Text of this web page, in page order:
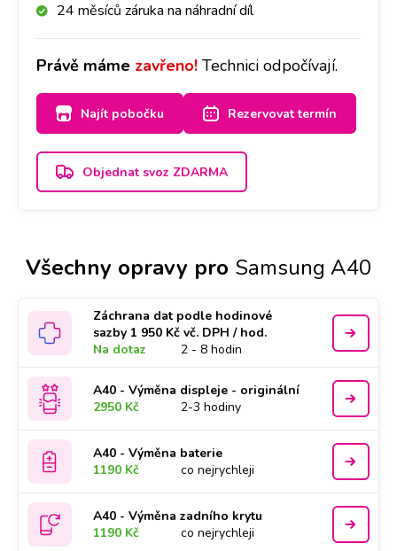
24 měsíců záruka na náhradní díl
Právě máme zavřeno! Technici odpočívají.
Najít pobočku Rezervovat termín
Objednat svoz ZDARMA
Všechny opravy pro Samsung A40
Záchrana dat podle hodinové
sazby 1 950 Kč vč. DPH / hod.
Na dotaz
2 - 8 hodin
A40 - Výměna displeje - originální
2950 Kč
2-3 hodiny
A40 - Výměna baterie
1190 Kč
co nejrychleji
A40 - Výměna zadního krytu
1190 Kč
co nejrychleji